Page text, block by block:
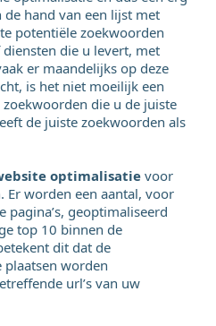
hand van een lijst met
potentiële zoekwoorden
die u levert, met
er maandelijks op deze
is het niet moeilijk een
die u de juiste
de juiste zoekwoorden als
optimalisatievoor
Er worden een aantal, voor
pagina’s, geoptimaliseerd
top 10 binnen de
dit dat de
worden
url’s van uw